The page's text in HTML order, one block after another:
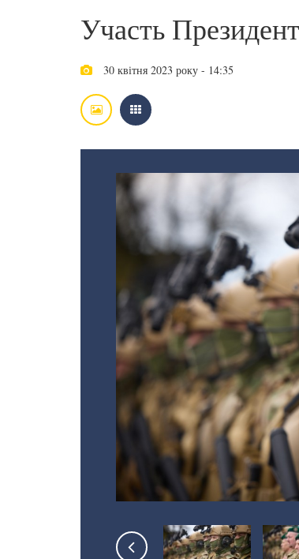
Участь
30 квітня 2023 року - 14:35